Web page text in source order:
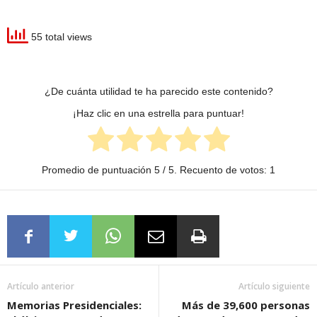
55 total views
¿De cuánta utilidad te ha parecido este contenido?
¡Haz clic en una estrella para puntuar!
Promedio de puntuación 5 / 5. Recuento de votos: 1
Artículo anterior
Memorias Presidenciales:
Artículo siguiente
Más de 39,600 personas